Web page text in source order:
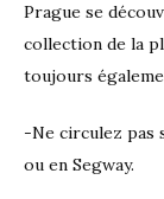
Prague se
collection de la
toujours
-Ne circulez
ou en Segway.